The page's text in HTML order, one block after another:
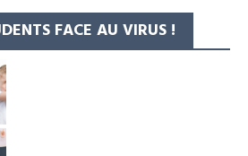
FACE AU VIRUS !